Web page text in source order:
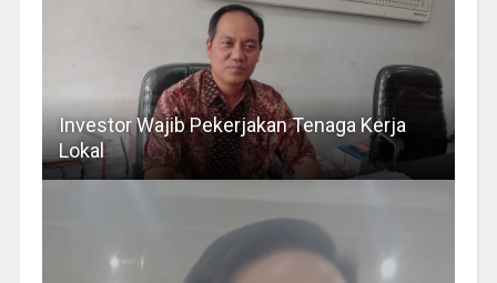
Investor Wajib Pekerjakan Tenaga Kerja
Lokal